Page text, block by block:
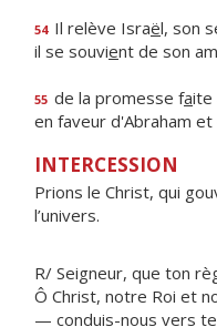
54 Il relève Israël, son
il se souvient de son
55 de la promesse faite
en faveur d'Abraham
INTERCESSION
Prions le Christ, qui
l’univers.
R/ Seigneur, que ton
Ô Christ, notre Roi et
— conduis-nous vers